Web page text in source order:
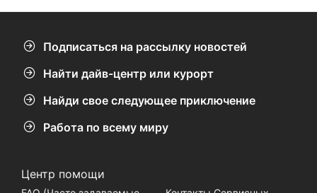
Подписаться на рассылку новостей
Найти дайв-центр или курорт
Найди свое следующее приключение
Работа по всему миру
Центр помощи